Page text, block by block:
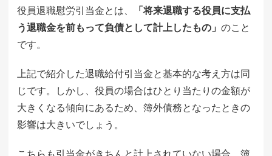
役員退職慰労引当金とは、
「将来退職する役員に支払
う退職金を前もって負債として計上したもの」 のこと
です。
上記で紹介した退職給付引当金と基本的な考え方は同
じです。しかし、役員の場合はひとり当たりの金額が
大きくなる傾向にあるため、簿外債務となったときの
影響は大きいでしょう。